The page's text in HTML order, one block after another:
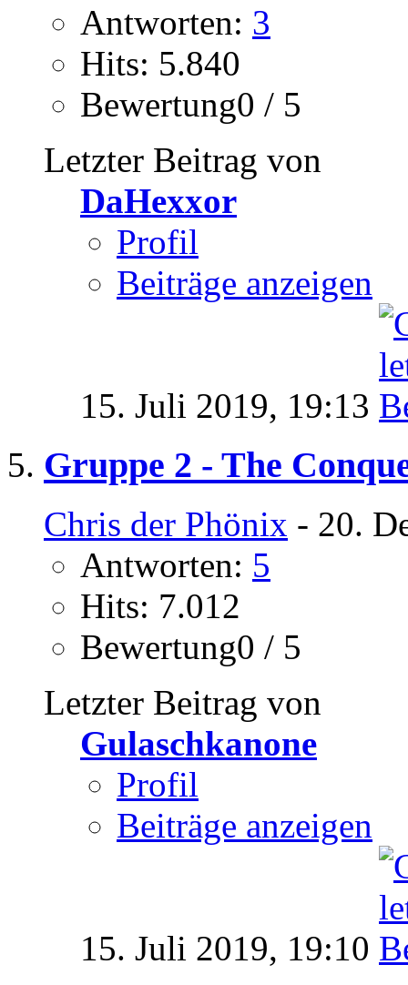
Antworten: 3
Hits: 5.840
Bewertung0 / 5
Letzter Beitrag von
DaHexxor
Profil
Beiträge anzeigen
15. Juli 2019, 19:13
Gruppe 2 - The
Chris der Phönix - 20.
Antworten: 5
Hits: 7.012
Bewertung0 / 5
Letzter Beitrag von
Gulaschkanone
Profil
Beiträge anzeigen
15. Juli 2019, 19:10